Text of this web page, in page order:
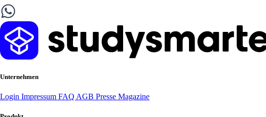
Unternehmen
Login Impressum FAQ AGB Presse Magazine